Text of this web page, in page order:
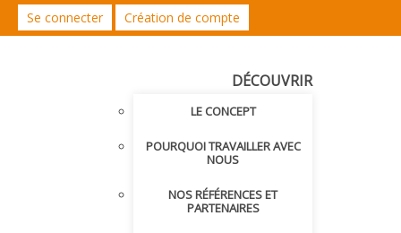
Se connecter Création de compte
DÉCOUVRIR
LE CONCEPT
POURQUOI TRAVAILLER AVEC
NOUS
NOS RÉFÉRENCES ET
PARTENAIRES